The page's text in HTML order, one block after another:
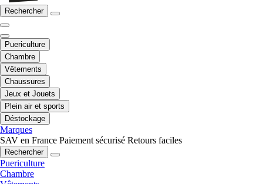
Rechercher
Puericulture
Chambre
Vêtements
Chaussures
Jeux et Jouets
Plein air et sports
Déstockage
Marques
SAV en France Paiement sécurisé Retours faciles
Rechercher
Puericulture
Chambre